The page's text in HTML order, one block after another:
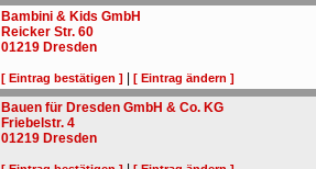
Bambini & Kids GmbH
Reicker Str. 60
01219 Dresden
[ Eintrag bestätigen ] |[ Eintrag ändern ]
Bauen für Dresden GmbH & Co. KG
Friebelstr. 4
01219 Dresden